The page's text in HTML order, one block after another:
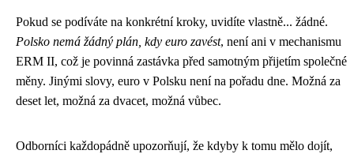
Pokud se podíváte na konkrétní kroky, uvidíte vlastně... žádné.
Polsko nemá žádný plán, kdy euro zavést, není ani v mechanismu
ERM II, což je povinná zastávka před samotným přijetím společné
měny. Jinými slovy, euro v Polsku není na pořadu dne. Možná za
deset let, možná za dvacet, možná vůbec.
Odborníci každopádně upozorňují, že kdyby k tomu mělo dojít,